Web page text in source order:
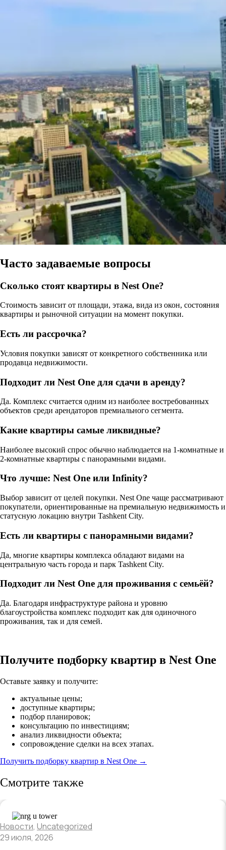
Часто задаваемые вопросы
Сколько стоят квартиры в Nest One?
Стоимость зависит от площади, этажа, вида из окон, состояния
квартиры и рыночной ситуации на момент покупки.
Есть ли рассрочка?
Условия покупки зависят от конкретного собственника или
продавца недвижимости.
Подходит ли Nest One для сдачи в аренду?
Да. Комплекс считается одним из наиболее востребованных
объектов среди арендаторов премиального сегмента.
Какие квартиры самые ликвидные?
Наиболее высокий спрос обычно наблюдается на 1-комнатные и
2-комнатные квартиры с панорамными видами.
Что лучше: Nest One или Infinity?
Выбор зависит от целей покупки. Nest One чаще рассматривают
покупатели, ориентированные на премиальную недвижимость и
статусную локацию внутри Tashkent City.
Есть ли квартиры с панорамными видами?
Да, многие квартиры комплекса обладают видами на
центральную часть города и парк Tashkent City.
Подходит ли Nest One для проживания с семьёй?
Да. Благодаря инфраструктуре района и уровню
благоустройства комплекс подходит как для одиночного
проживания, так и для семей.
Получите подборку квартир в Nest One
Оставьте заявку и получите:
актуальные цены;
доступные квартиры;
подбор планировок;
консультацию по инвестициям;
анализ ликвидности объекта;
сопровождение сделки на всех этапах.
Получить подборку квартир в Nest One →
Смотрите также
Новости, Uncategorized
29 июля, 2026